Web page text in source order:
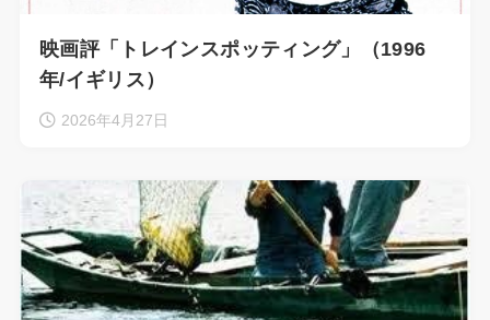
映画評「トレインスポッティング」（1996
年/イギリス）
2026年4月27日